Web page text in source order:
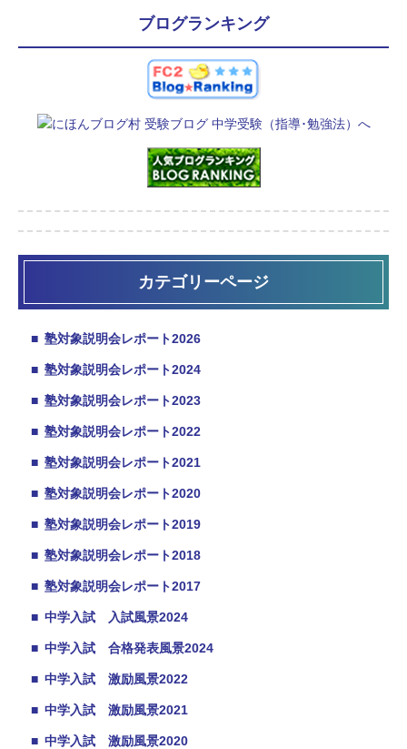
ブログランキング
カテゴリーページ
■ 塾対象説明会レポート2026
■ 塾対象説明会レポート2024
■ 塾対象説明会レポート2023
■ 塾対象説明会レポート2022
■ 塾対象説明会レポート2021
■ 塾対象説明会レポート2020
■ 塾対象説明会レポート2019
■ 塾対象説明会レポート2018
■ 塾対象説明会レポート2017
■ 中学入試 入試風景2024
■ 中学入試 合格発表風景2024
■ 中学入試 激励風景2022
■ 中学入試 激励風景2021
■ 中学入試 激励風景2020